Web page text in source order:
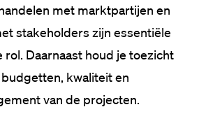
met marktpartijen en
stakeholders zijn essentiële
rol. Daarnaast houd je toezicht
kwaliteit en
van de projecten.